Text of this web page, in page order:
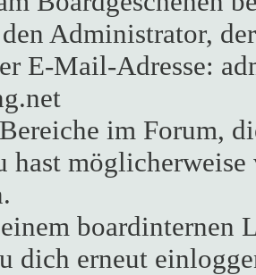
Administrator,
E-Mail-Adresse:
im Forum,
hast
boardinternen
dich erneut